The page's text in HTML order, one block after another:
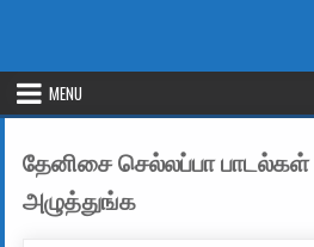
MENU
தேனிசை செல்லப்பா
அழுத்துங்க